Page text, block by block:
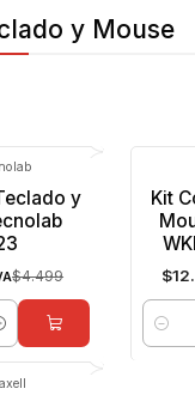
y Mouse
y
$4.499
Kit